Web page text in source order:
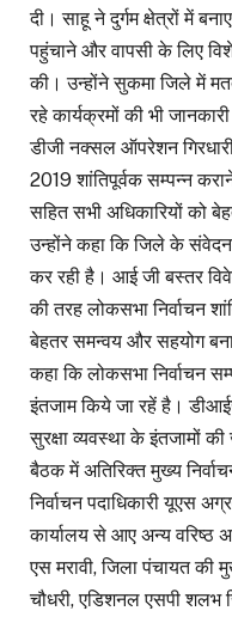
दी। साहू ने दुर्गम क्षेत्रों में
पहुंचाने और वापसी के लिए
की। उन्होंने सुकमा जिले में
रहे कार्यक्रमों की भी
डीजी नक्सल ऑपरेशन
2019 शांतिपूर्वक सम्पन्न
सहित सभी अधिकारियों को
उन्होंने कहा कि जिले के
कर रही है। आई जी बस्तर
की तरह लोकसभा निर्वाचन
बेहतर समन्वय और सहयोग
कहा कि लोकसभा निर्वाचन
इंतजाम किये जा रहें है।
सुरक्षा व्यवस्था के इंतजामों की
बैठक में अतिरिक्त मुख्य
निर्वाचन पदाधिकारी यूएस
कार्यालय से आए अन्य वरिष्ठ
एस मरावी, जिला पंचायत की
चौधरी, एडिशनल एसपी शलभ